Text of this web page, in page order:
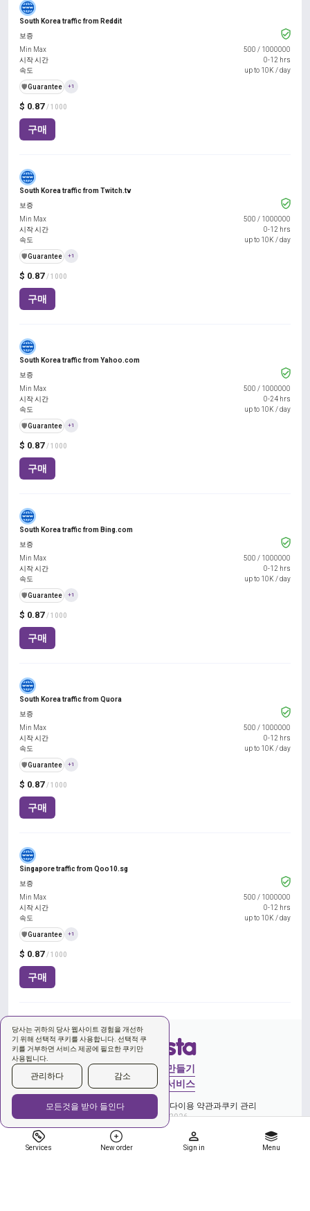
당사는 귀하의 당사 웹사이트 경험을 개선하
기 위해 선택적 쿠키를 사용합니다. 선택적 쿠
키를 거부하면 서비스 제공에 필요한 쿠키만
사용됩니다.
관리하다 감소
모든것을 받아 들인다
Services New order Sign in Menu
South Korea traffic from Reddit
$ 0.87 / 1000
구매
보증
Min Max
500 / 1000000
시작 시간
0-12 hrs
속도
up to 10K / day
️🛡️Guarantee +1
South Korea traffic from Twitch.tv
$ 0.87 / 1000
구매
보증
Min Max
500 / 1000000
시작 시간
0-12 hrs
속도
up to 10K / day
️🛡️Guarantee +1
South Korea traffic from Yahoo.com
$ 0.87 / 1000
구매
보증
Min Max
500 / 1000000
시작 시간
0-24 hrs
속도
up to 10K / day
️🛡️Guarantee +1
South Korea traffic from Bing.com
$ 0.87 / 1000
구매
보증
Min Max
500 / 1000000
시작 시간
0-12 hrs
속도
up to 10K / day
️🛡️Guarantee +1
South Korea traffic from Quora
$ 0.87 / 1000
구매
보증
Min Max
500 / 1000000
시작 시간
0-12 hrs
속도
up to 10K / day
️🛡️Guarantee +1
Singapore traffic from Qoo10.sg
$ 0.87 / 1000
구매
보증
Min Max
500 / 1000000
시작 시간
0-12 hrs
속도
up to 10K / day
️🛡️Guarantee +1
계정 만들기
새로운 주문
서비스
개인 정보 보호 정책에 동의합니다이용 약관과쿠키 관리
Copyright © 2026